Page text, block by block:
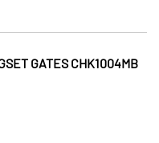
GATES CHK1004MB